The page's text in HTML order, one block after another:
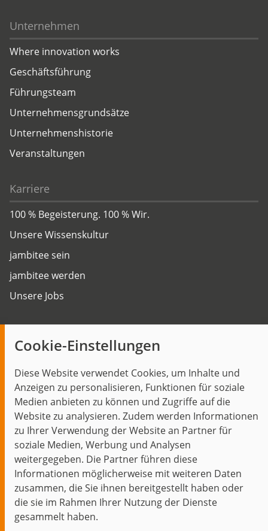
Cookie-Einstellungen
Diese Website verwendet Cookies, um Inhalte und
Anzeigen zu personalisieren, Funktionen für soziale
Medien anbieten zu können und Zugriffe auf die
Website zu analysieren. Zudem werden Informationen
zu Ihrer Verwendung der Website an Partner für
soziale Medien, Werbung und Analysen
weitergegeben. Die Partner führen diese
Informationen möglicherweise mit weiteren Daten
zusammen, die Sie ihnen bereitgestellt haben oder
die sie im Rahmen Ihrer Nutzung der Dienste
gesammelt haben.
Unternehmen
Where innovation works
Geschäftsführung
Führungsteam
Unternehmensgrundsätze
Unternehmenshistorie
Veranstaltungen
Karriere
100 % Begeisterung. 100 % Wir.
Unsere Wissenskultur
jambitee sein
jambitee werden
Unsere Jobs
Themen im Fokus
Events
Start Datenschutz Impressum
Kontakt
jambit auf instagramjambit auf kununujambit auf linkedin
© 1999–2026 jambit GmbH. Alle Rechte vorbehalten.